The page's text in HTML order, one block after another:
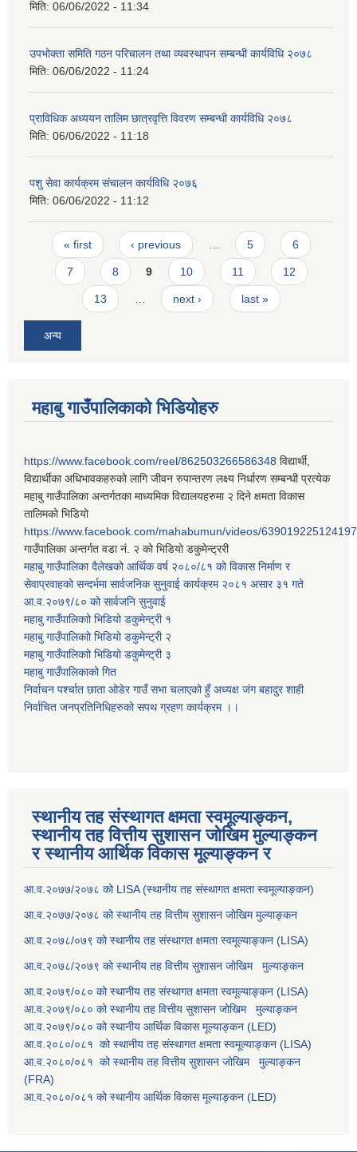
मिति: 06/06/2022 - 11:34
उपभोक्ता समिति गठन परिचालन तथा व्यवस्थापन सम्बन्धी कार्यविधि २०७८
मिति: 06/06/2022 - 11:24
प्राविधिक अध्ययन तालिम छात्रवृत्ति विवरण सम्बन्धी कार्यविधि २०७८
मिति: 06/06/2022 - 11:18
पशु सेवा कार्यक्रम संचालन कार्यविधि २०७६
मिति: 06/06/2022 - 11:12
Pages
« first ‹ previous 5 6
7 8 9 10 11 12
13 next › last »
अन्य
महाबु गाउँपालिकाको भिडियोहरु
https://www.facebook.com/reel/862503266586348 विद्यार्थी,
विद्यार्थीका अधिभावकहरुको लागि जीवन रुपान्तरण लक्ष्य निर्धारण सम्बन्धी प्रत्येक
महाबु गाउँपालिका अन्तर्गतका माध्यमिक विद्यालयहरुमा २ दिने क्षमता विकास
तालिमको भिडियो
https://www.facebook.com/mahabumun/videos/639019225124197
गाउँपालिका अन्तर्गत वडा नं. २ को भिडियो डकुमेन्ट्ररी
महाबु गाउँपालिका दैलेखको आर्थिक वर्ष २०८०/८१ को विकास निर्माण र
सेवाप्रवाहको सन्दर्भमा सार्वजनिक सुनुवाई कार्यक्रम २०८१ असार ३१ गते
आ.व.२०७९/८० को सार्वजनि सुनुवाई
महाबु गाउँपालिकाो भिडियो डकुमेन्ट्री १
महाबु गाउँपालिकाो भिडियो डकुमेन्ट्री २
महाबु गाउँपालिकाो भिडियो डकुमेन्ट्री ३
महाबु गाउँपालिकाको गित
निर्वाचन पर्श्चात छाता ओडेर गाउँ सभा चलाएको हुँ अध्यक्ष जंग बहादुर शाही
निर्वाचित जनप्रतिनिधिहरुको सपथ ग्रहण कार्यक्रम ।।
स्थानीय तह संस्थागत क्षमता स्वमूल्याङ्कन,
स्थानीय तह वित्तीय सुशासन जोखिम मुल्याङ्कन
र स्थानीय आर्थिक विकास मूल्याङ्कन र
आ.व.२०७७/२०७८ को LISA (स्थानीय तह संस्थागत क्षमता स्वमूल्याङ्कन)
आ.व.२०७७/२०७८ को स्थानीय तह वित्तीय सुशासन जोखिम मुल्याङ्कन
आ.व.२०७८/०७९ को स्थानीय तह संस्थागत क्षमता स्वमूल्याङ्कन (LISA)
आ.व.२०७८/२०७९ को स्थानीय तह वित्तीय सुशासन जोखिम मुल्याङ्कन
आ.व.२०७९/०८० को स्थानीय तह संस्थागत क्षमता स्वमूल्याङ्कन (LISA)
आ.व.२०७९/०८० को स्थानीय तह वित्तीय सुशासन जोखिम मुल्याङ्कन
आ.व.२०७९/०८० को स्थानीय आर्थिक विकास मूल्याङ्कन (LED)
आ.व.२०८०/०८१ को स्थानीय तह संस्थागत क्षमता स्वमूल्याङ्कन (LISA)
आ.व.२०८०/०८१ को स्थानीय तह वित्तीय सुशासन जोखिम मुल्याङ्कन
(FRA)
आ.व.२०८०/०८१ को स्थानीय आर्थिक विकास मूल्याङ्कन (LED)